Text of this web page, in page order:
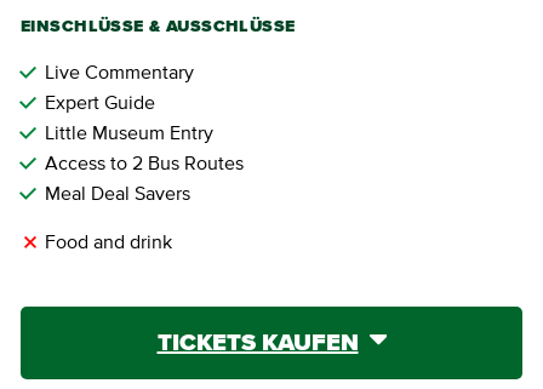
EINSCHLÜSSE & AUSSCHLÜSSE
Live Commentary
Expert Guide
Little Museum Entry
Access to 2 Bus Routes
Meal Deal Savers
Food and drink
TICKETS KAUFEN